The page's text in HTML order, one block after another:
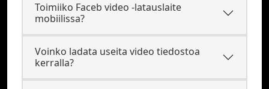
Toimiiko Faceb video -latauslaite
mobiilissa?
Voinko ladata useita video tiedostoa
kerralla?